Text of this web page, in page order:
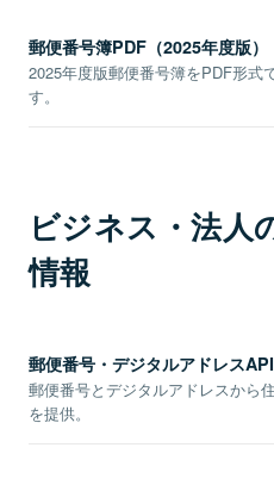
郵便番号簿PDF（2025年度版）
2025年度版郵便番号簿をPDF形式
す。
ビジネス・法人
情報
郵便番号・デジタルアドレスAPI
郵便番号とデジタルアドレスから
を提供。